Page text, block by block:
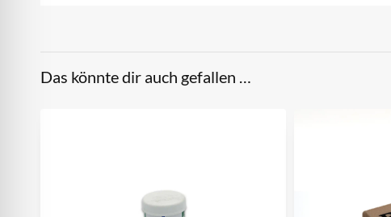
Das könnte dir auch gefallen …